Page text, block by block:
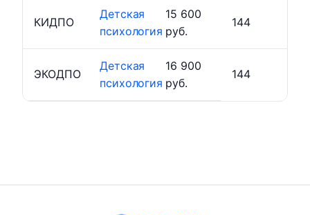
КИДПО
Детская
психология
15 600
руб.
144
ЭКОДПО
Детская
психология
16 900
руб.
144